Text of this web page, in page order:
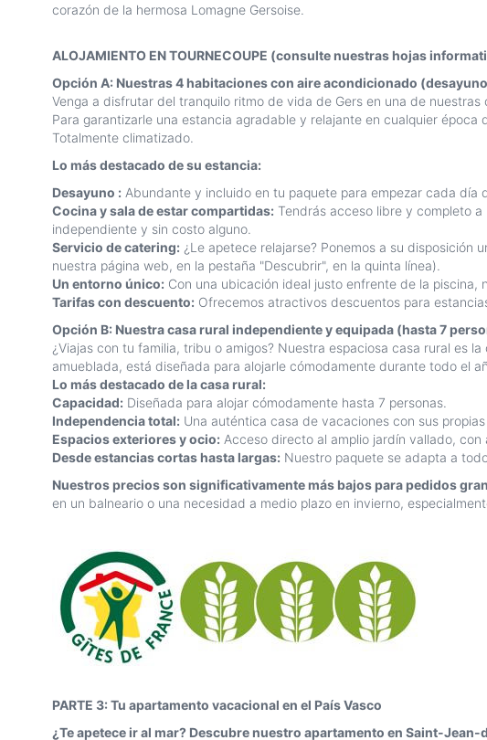
corazón de la hermosa Lomagne Gersoise.
ALOJAMIENTO EN TOURNECOUPE (consulte nuestras hojas
Opción A: Nuestras 4 habitaciones con aire acondicionado
Venga a disfrutar del tranquilo ritmo de vida de Gers en una de
Para garantizarle una estancia agradable y relajante en cualquier
Totalmente climatizado.
Lo más destacado de su estancia:
Desayuno : Abundante y incluido en tu paquete para empezar cada día
Cocina y sala de estar compartidas: Tendrás acceso libre y completo
independiente y sin costo alguno.
Servicio de catering: ¿Le apetece relajarse? Ponemos a su
nuestra página web, en la pestaña "Descubrir", en la quinta línea).
Un entorno único: Con una ubicación ideal justo enfrente de la
Tarifas con descuento: Ofrecemos atractivos descuentos para
Opción B: Nuestra casa rural independiente y equipada (hasta 7
¿Viajas con tu familia, tribu o amigos? Nuestra espaciosa casa rural es
amueblada, está diseñada para alojarle cómodamente durante todo el
Lo más destacado de la casa rural:
Capacidad: Diseñada para alojar cómodamente hasta 7 personas.
Independencia total: Una auténtica casa de vacaciones con sus
Espacios exteriores y ocio: Acceso directo al amplio jardín vallado,
Desde estancias cortas hasta largas: Nuestro paquete se adapta a
Nuestros precios son significativamente más bajos para pedidos
en un balneario o una necesidad a medio plazo en invierno,
PARTE 3: Tu apartamento vacacional en el País Vasco
¿Te apetece ir al mar? Descubre nuestro apartamento en Saint-